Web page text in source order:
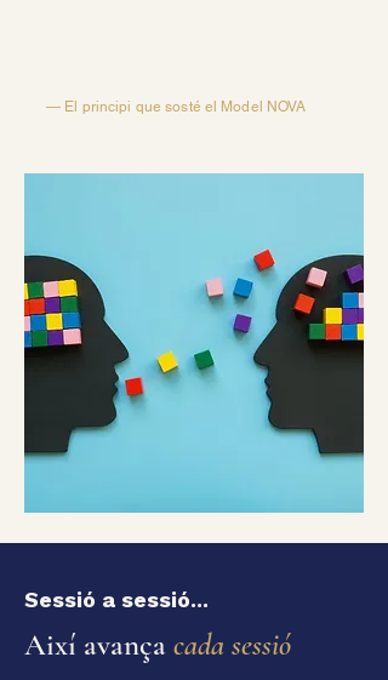
— El principi que sosté el Model NOVA
Sessió a sessió...
Així avança cada sessió